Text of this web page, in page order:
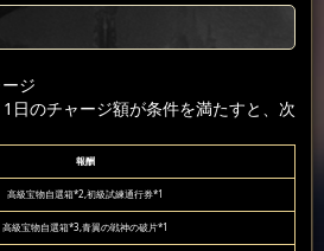
ジ
日のチャージ額が条件を満たすと、次
報酬
高級宝物自選箱*2,初級試練通行券*1
高級宝物自選箱*3,青翼の戦神の破片*1